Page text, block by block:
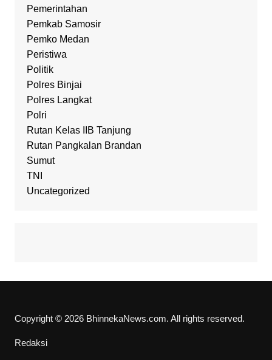
Pemerintahan
Pemkab Samosir
Pemko Medan
Peristiwa
Politik
Polres Binjai
Polres Langkat
Polri
Rutan Kelas IIB Tanjung
Rutan Pangkalan Brandan
Sumut
TNI
Uncategorized
Copyright © 2026 BhinnekaNews.com. All rights reserved.
Redaksi